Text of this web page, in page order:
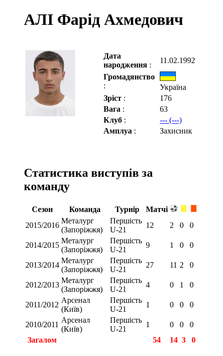
АЛІ Фарід Ахмедович
Дата
народження :
11.02.1992
Громадянство
:
Україна
Зріст :
176
Вага :
63
Клуб :
--- (---)
Амплуа : Захисник
Статистика виступів за
команду
Сезон Команда Турнір
Матчі
2015/2016
Металург
(Запоріжжя)
Першість
U-21
12 2 0 0
2014/2015
Металург
(Запоріжжя)
Першість
U-21
9 1 0 0
2013/2014
Металург
(Запоріжжя)
Першість
U-21
27 11 2 0
2012/2013
Металург
(Запоріжжя)
Першість
U-21
4 0 1 0
2011/2012
Арсенал
(Київ)
Першість
U-21
1 0 0 0
2010/2011
Арсенал
(Київ)
Першість
U-21
1 0 0
0
Загалом
54 14 3 0